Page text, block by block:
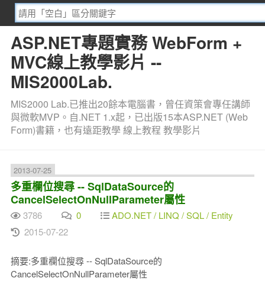
ASP.NET專題實務 WebForm +
MVC線上教學影片 --
MIS2000Lab.
MIS2000 Lab.已推出20餘本電腦書，曾任資策會專任講師
與微軟MVP。自.NET 1.x起，已出版15本ASP.NET (Web
Form)書籍，也有遠距教學 線上教程 教學影片
2013-07-25
多重欄位搜尋 -- SqlDataSource的
CancelSelectOnNullParameter屬性
3786 0
ADO.NET / LINQ / SQL / Entity
2015-07-22
摘要:多重欄位搜尋 -- SqlDataSource的
CancelSelectOnNullParameter屬性